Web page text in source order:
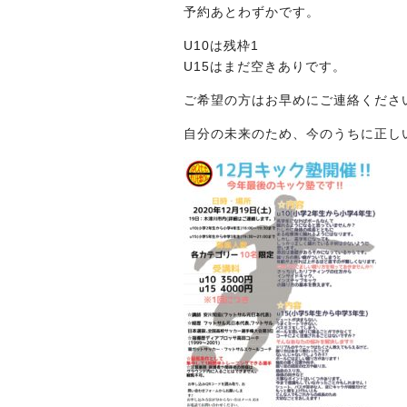
予約あとわずかです。
U10は残枠1
U15はまだ空きありです。
ご希望の方はお早めにご連絡くださ
自分の未来のため、今のうちに正